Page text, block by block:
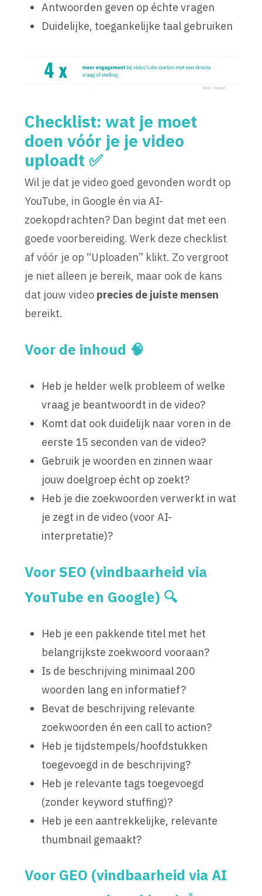
Antwoorden geven op échte vragen
Duidelijke, toegankelijke taal gebruiken
Checklist: wat je moet
doen vóór je je video
uploadt ✅
Wil je dat je video goed gevonden wordt op
YouTube, in Google én via AI-
zoekopdrachten? Dan begint dat met een
goede voorbereiding. Werk deze checklist
af vóór je op “Uploaden” klikt. Zo vergroot
je niet alleen je bereik, maar ook de kans
dat jouw video precies de juiste mensen
bereikt.
Voor de inhoud 🧠
Heb je helder welk probleem of welke
vraag je beantwoordt in de video?
Komt dat ook duidelijk naar voren in de
eerste 15 seconden van de video?
Gebruik je woorden en zinnen waar
jouw doelgroep écht op zoekt?
Heb je die zoekwoorden verwerkt in wat
je zegt in de video (voor AI-
interpretatie)?
Voor SEO (vindbaarheid via
YouTube en Google) 🔍
Heb je een pakkende titel met het
belangrijkste zoekwoord vooraan?
Is de beschrijving minimaal 200
woorden lang en informatief?
Bevat de beschrijving relevante
zoekwoorden én een call to action?
Heb je tijdstempels/hoofdstukken
toegevoegd in de beschrijving?
Heb je relevante tags toegevoegd
(zonder keyword stuffing)?
Heb je een aantrekkelijke, relevante
thumbnail gemaakt?
Voor GEO (vindbaarheid via AI